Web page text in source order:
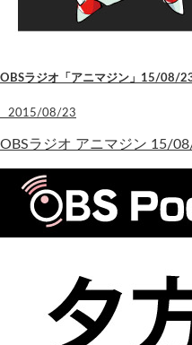
OBSラジオ「アニマジン」15/08/
2015/08/23
OBSラジオ アニマジン 15/